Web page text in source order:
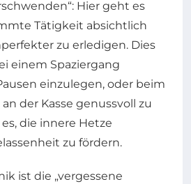
Hier geht es
Tätigkeit absichtlich
zu erledigen. Dies
einem Spaziergang
einzulegen, oder beim
der Kasse genussvoll zu
die innere Hetze
zu fördern.
ist die „vergessene